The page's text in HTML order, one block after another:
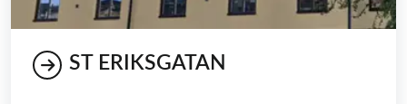
ST ERIKSGATAN